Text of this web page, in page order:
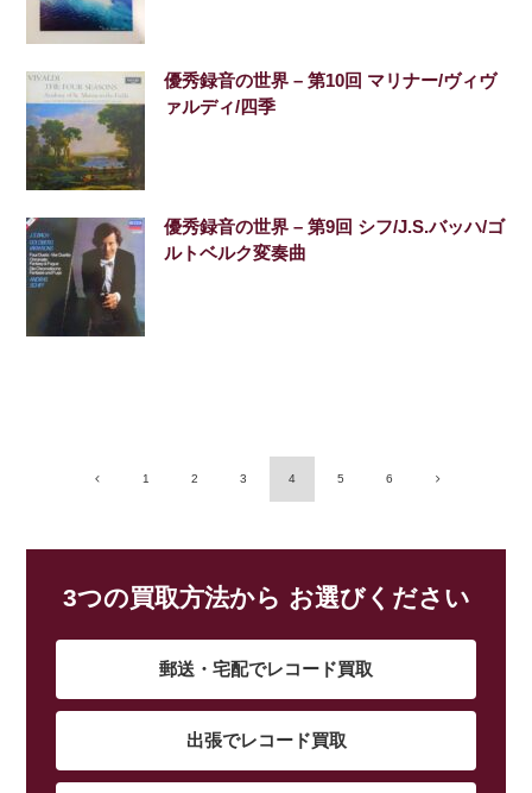
優秀録音の世界 – 第10回 マリナー/ヴィヴ
ァルディ/四季
優秀録音の世界 – 第9回 シフ/J.S.バッハ/ゴ
ルトベルク変奏曲
1 2 3 4 5 6
3つの買取方法から お選びください
郵送・宅配でレコード買取
出張でレコード買取